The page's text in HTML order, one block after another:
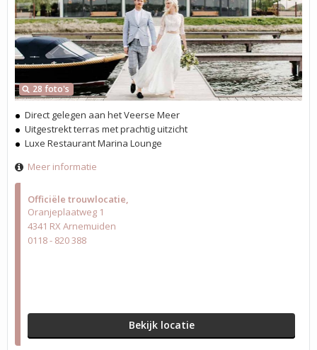
Officiële trouwlocatie
Oranjeplaatweg 1
4341 RX Arnemuiden
0118 - 820 388
Bekijk locatie
28 foto's
Direct gelegen aan het Veerse Meer
Uitgestrekt terras met prachtig uitzicht
Luxe Restaurant Marina Lounge
Meer informatie